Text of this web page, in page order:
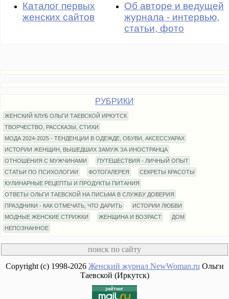
Каталог первых
женских сайтов
Об авторе и ведущей
журнала - интервью,
статьи, фото
РУБРИКИ
ЖЕНСКИЙ КЛУБ ОЛЬГИ ТАЕВСКОЙ ИРКУТСК
ТВОРЧЕСТВО, РАССКАЗЫ, СТИХИ
МОДА 2024-2025 - ТЕНДЕНЦИИ В ОДЕЖДЕ, ОБУВИ, АКСЕССУАРАХ
ИСТОРИИ ЖЕНЩИН, ВЫШЕДШИХ ЗАМУЖ ЗА ИНОСТРАНЦА
ОТНОШЕНИЯ С МУЖЧИНАМИ
ПУТЕШЕСТВИЯ - ЛИЧНЫЙ ОПЫТ
СТАТЬИ ПО ПСИХОЛОГИИ
ФОТОГАЛЕРЕЯ
СЕКРЕТЫ КРАСОТЫ
КУЛИНАРНЫЕ РЕЦЕПТЫ И ПРОДУКТЫ ПИТАНИЯ
ОТВЕТЫ ОЛЬГИ ТАЕВСКОЙ НА ПИСЬМА В СЛУЖБУ ДОВЕРИЯ
ПРАЗДНИКИ - КАК ОТМЕЧАТЬ, ЧТО ДАРИТЬ
ИСТОРИИ ЛЮБВИ
МОДНЫЕ ЖЕНСКИЕ СТРИЖКИ
ЖЕНЩИНА И ВОЗРАСТ
ДОМ
НЕПОЗНАННОЕ
Copyright (c) 1998-2026 Женский журнал NewWoman.ru Ольги
Таевской (Иркутск)